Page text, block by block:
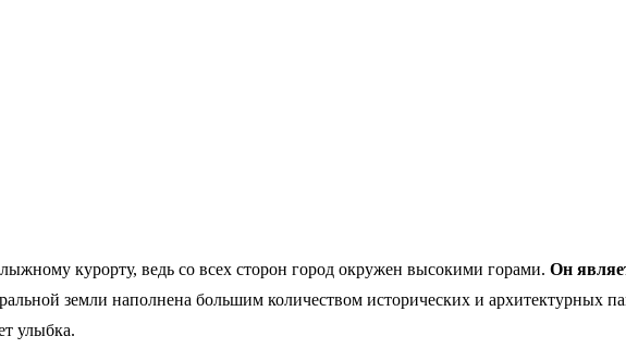
курорту, ведь со всех сторон город окружен высокими горами. Он
земли наполнена большим количеством исторических и архитектурных
улыбка.